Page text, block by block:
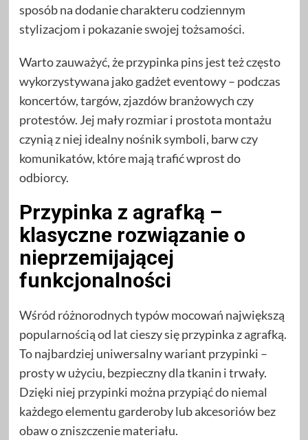
sposób na dodanie charakteru codziennym
stylizacjom i pokazanie swojej tożsamości.
Warto zauważyć, że przypinka pins jest też często
wykorzystywana jako gadżet eventowy – podczas
koncertów, targów, zjazdów branżowych czy
protestów. Jej mały rozmiar i prostota montażu
czynią z niej idealny nośnik symboli, barw czy
komunikatów, które mają trafić wprost do
odbiorcy.
Przypinka z agrafką –
klasyczne rozwiązanie o
nieprzemijającej
funkcjonalności
Wśród różnorodnych typów mocowań największą
popularnością od lat cieszy się przypinka z agrafką.
To najbardziej uniwersalny wariant przypinki –
prosty w użyciu, bezpieczny dla tkanin i trwały.
Dzięki niej przypinki można przypiąć do niemal
każdego elementu garderoby lub akcesoriów bez
obaw o zniszczenie materiału.